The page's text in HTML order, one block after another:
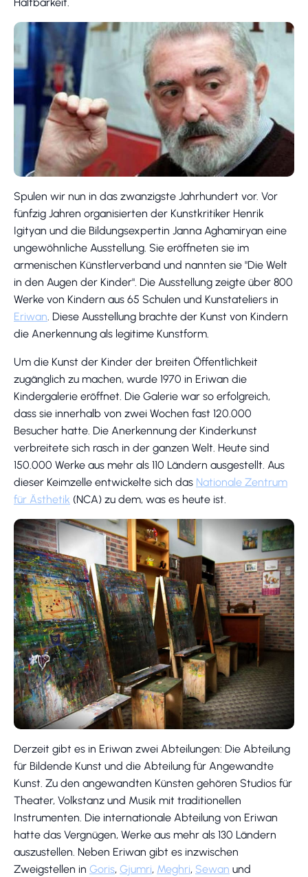
Spulen wir nun in das zwanzigste Jahrhundert vor. Vor
fünfzig Jahren organisierten der Kunstkritiker Henrik
Igityan und die Bildungsexpertin Janna Aghamiryan eine
ungewöhnliche Ausstellung. Sie eröffneten sie im
armenischen Künstlerverband und nannten sie "Die Welt
in den Augen der Kinder". Die Ausstellung zeigte über 800
Werke von Kindern aus 65 Schulen und Kunstateliers in
Eriwan. Diese Ausstellung brachte der Kunst von Kindern
die Anerkennung als legitime Kunstform.
Um die Kunst der Kinder der breiten Öffentlichkeit
zugänglich zu machen, wurde 1970 in Eriwan die
Kindergalerie eröffnet. Die Galerie war so erfolgreich,
dass sie innerhalb von zwei Wochen fast 120.000
Besucher hatte. Die Anerkennung der Kinderkunst
verbreitete sich rasch in der ganzen Welt. Heute sind
150.000 Werke aus mehr als 110 Ländern ausgestellt. Aus
dieser Keimzelle entwickelte sich das Nationale Zentrum
für Ästhetik (NCA) zu dem, was es heute ist.
Derzeit gibt es in Eriwan zwei Abteilungen: Die Abteilung
für Bildende Kunst und die Abteilung für Angewandte
Kunst. Zu den angewandten Künsten gehören Studios für
Theater, Volkstanz und Musik mit traditionellen
Instrumenten. Die internationale Abteilung von Eriwan
hatte das Vergnügen, Werke aus mehr als 130 Ländern
auszustellen. Neben Eriwan gibt es inzwischen
Zweigstellen in Goris, Gjumri, Meghri, Sewan und